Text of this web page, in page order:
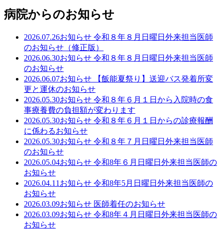
病院からのお知らせ
2026.07.26お知らせ 令和８年８月日曜日外来担当医師
のお知らせ（修正版）
2026.06.30お知らせ 令和８年８月日曜日外来担当医師
のお知らせ
2026.06.07お知らせ
【飯能夏祭り】送迎バス発着所変
更と運休のお知らせ
2026.05.30お知らせ 令和８年６月１日から入院時の食
事療養費の負担額が変わります
2026.05.30お知らせ 令和８年６月１日からの診療報酬
に係わるお知らせ
2026.05.30お知らせ 令和８年７月日曜日外来担当医師
のお知らせ
2026.05.04お知らせ 令和8年６月日曜日外来担当医師の
お知らせ
2026.04.11 お知らせ 令和8年5月日曜日外来担当医師の
お知らせ
2026.03.09お知らせ 医師着任のお知らせ
2026.03.09お知らせ 令和8年４月日曜日外来担当医師の
お知らせ